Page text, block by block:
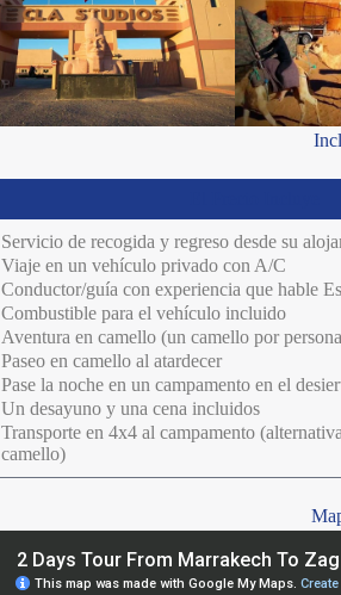
Servicio de recogida y regreso desde su
Viaje en un vehículo privado con A/C
Conductor/guía con experiencia que hable
Combustible para el vehículo incluido
Aventura en camello (un camello por
Paseo en camello al atardecer
Pase la noche en un campamento en el
Un desayuno y una cena incluidos
Transporte en 4x4 al campamento
camello)